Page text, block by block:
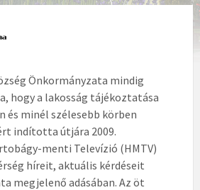
Önkormányzata mindig
hogy a lakosság tájékoztatása
és minél szélesebb körben
indította útjára 2009.
menti Televízió (HMTV)
híreit, aktuális kérdéseit
megjelenő adásában. Az öt